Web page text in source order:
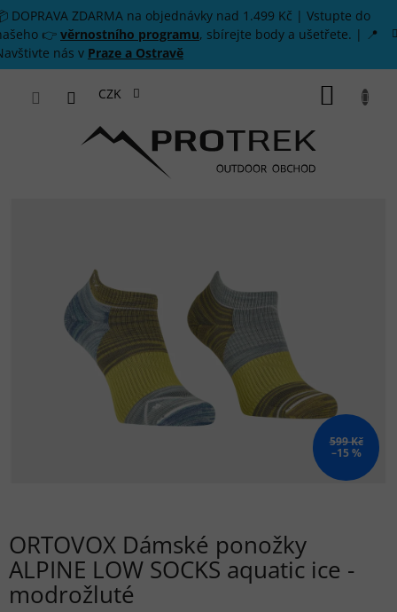
Přejít na obsah
DOPRAVA ZDARMA na objednávky nad 1.499 Kč | Vstupte do
👉 věrnostního programu, sbírejte body a ušetřete. | 📍
nás v Praze a Ostravě
CZK
599 Kč
–15 %
ORTOVOX Dámské ponožky
ALPINE LOW SOCKS aquatic ice -
modrožluté